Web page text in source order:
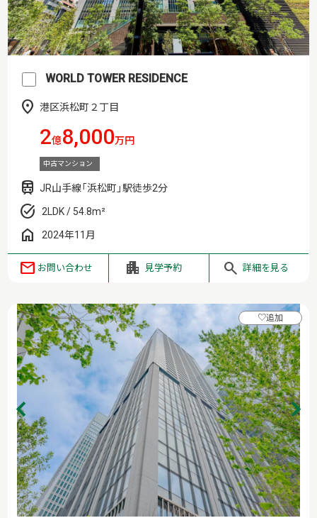
WORLD TOWER RESIDENCE
港区浜松町２丁目
2億8,000万円
中古マンション
JR山手線「浜松町」駅徒歩2分
2LDK / 54.8m²
2024年11月
お問い合わせ 見学予約 詳細を見る
♡追加